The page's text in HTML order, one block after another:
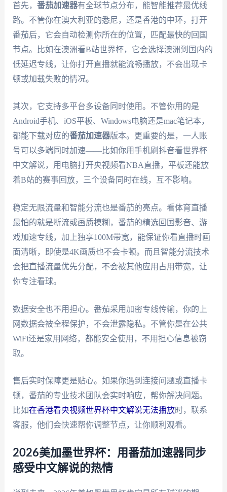
首先， 番茄加速器有全球节点分布，能智能推荐最优线
路。不管你在澳大利亚的悉尼，还是香港的中环，打开
番茄后，它会自动检测你所在的位置，匹配最快的回国
节点。比如在澳洲看B站世界杯，它会选择澳洲到国内的
低延迟专线，让你打开直播就能流畅播放，不会出现卡
顿或加载失败的情况。
其次，它支持多平台多设备同时使用。不管你用的是
Android手机、iOS平板、Windows电脑还是mac笔记本，
都能下载对应的番茄加速器版本。更重要的是，一人账
号可以多端同时加速——比如你用手机刷抖音看世界杯
中文解说，用电脑打开央视频看NBA直播，平板还能放
着B站的赛事回放，三个设备同时在线，互不影响。
稳定无限流量和智能分流也是番茄的亮点。看体育直播
最怕的就是断流或画质模糊，番茄的精选回国影音、游
戏加速专线，加上独享100M带宽，能保证你看直播时画
面清晰，即使是4K画质也不会卡顿。而且智能分流技术
会把直播流量优先分配，不会被其他应用占用带宽，让
你专注看球。
数据安全也不用担心。番茄采用加密专线传输，你的上
网数据会被全程保护，不会泄露隐私。不管你是在公共
WiFi还是家用网络，都能安全使用，不用担心信息被窃
取。
售后实时保障更是贴心。如果你遇到连接问题或直播卡
顿，番茄的专业技术团队会实时响应，帮你解决问题。
比如在香港看央视频世界杯中文解说无法播放时，联系
客服，他们会快速帮你调整节点，让你顺利观看。
2026美加墨世界杯：用番茄加速器同步
感受中文解说的热情